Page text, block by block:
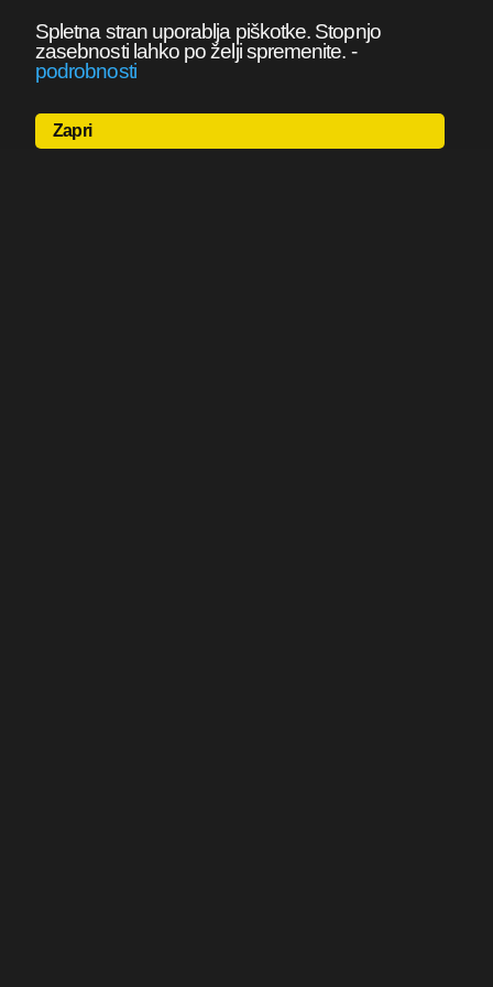
Spletna stran uporablja piškotke. Stopnjo
zasebnosti lahko po želji spremenite. -
podrobnosti
Zapri